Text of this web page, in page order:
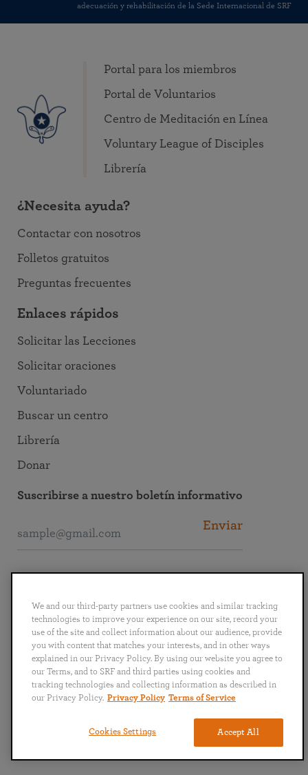
Volver al blog
adecuación y rehabilitación de la Sede Internacional de SRF
Portal para los miembros
Portal de Voluntarios
Centro de Meditación en Línea
Voluntary League of Disciples
Librería
¿Necesita ayuda?
Contactar con nosotros
Folletos gratuitos
Preguntas frecuentes
Enlaces rápidos
Solicitar las Lecciones
Solicitar oraciones
Voluntariado
Buscar un centro
Librería
Donar
Suscribirse a nuestro boletín informativo
Enviar
English Deutsch Español Français
Italiano
Português
日本語 ไทย
Copyright © 2024 Self-Realization Fellowship. Todos los derechos reservados.
We and our third-party partners use cookies and similar tracking
technologies to improve your experience on our site, record your
use of the site and collect information about our audience, provide
you with content that matches your interests, and in other ways
explained in our Privacy Policy. By using our website you agree to
our Terms, and to SRF and third parties using cookies and
tracking technologies and collecting information as described in
our Privacy Policy. Privacy Policy Terms of Service
Accept All
Cookies Settings